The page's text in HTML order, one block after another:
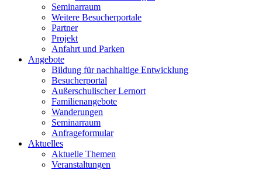
Seminarraum
Weitere Besucherportale
Partner
Projekt
Anfahrt und Parken
Angebote
Bildung für nachhaltige Entwicklung
Besucherportal
Außerschulischer Lernort
Familienangebote
Wanderungen
Seminarraum
Anfrageformular
Aktuelles
Aktuelle Themen
Veranstaltungen